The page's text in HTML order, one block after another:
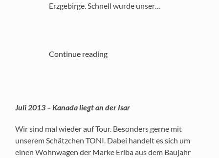
Erzgebirge. Schnell wurde unser…
Continue reading
Juli 2013 – Kanada liegt an der Isar
Wir sind mal wieder auf Tour. Besonders gerne mit
unserem Schätzchen TONI. Dabei handelt es sich um
einen Wohnwagen der Marke Eriba aus dem Baujahr